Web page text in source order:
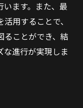
ます。また、最
用することで、
ることができ、結
な進行が実現しま